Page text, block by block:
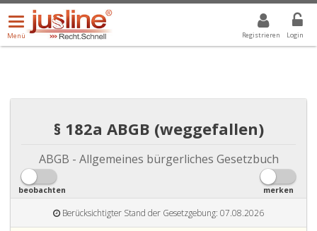
Registrieren Login
Menü
öffnen/schließen
Menü
ALLE DROPDOWN: GEWÄHLTER WERT IST ALLE
§ 182a ABGB (weggefallen)
ABGB - Allgemeines bürgerliches Gesetzbuch
beobachten merken
Berücksichtigter Stand der Gesetzgebung: 07.08.2026